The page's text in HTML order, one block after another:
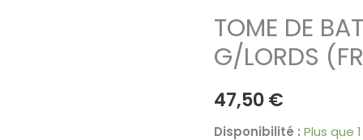
TOME DE
G/LORDS
47,50€
Disponibilité : Plus que